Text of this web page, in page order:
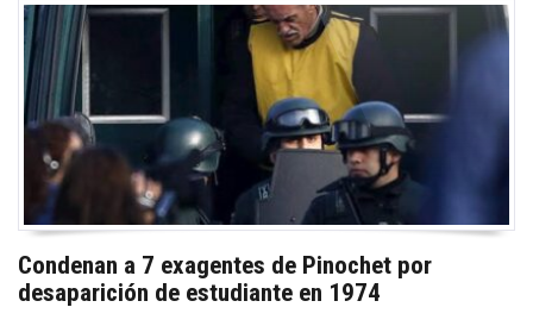
Condenan a 7 exagentes de Pinochet por
desaparición de estudiante en 1974